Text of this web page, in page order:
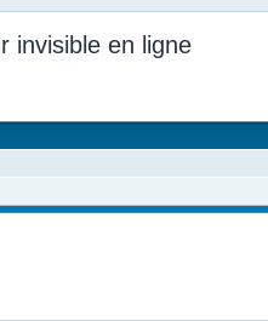
invisible en ligne